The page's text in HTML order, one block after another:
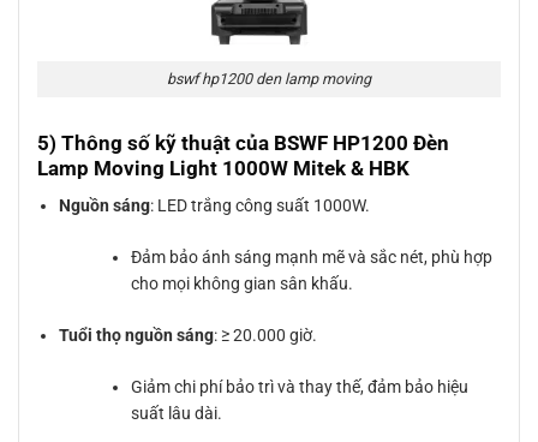
bswf hp1200 den lamp moving
5) Thông số kỹ thuật của BSWF HP1200 Đèn
Lamp Moving Light 1000W Mitek & HBK
Nguồn sáng: LED trắng công suất 1000W.
Đảm bảo ánh sáng mạnh mẽ và sắc nét, phù hợp
cho mọi không gian sân khấu.
Tuổi thọ nguồn sáng: ≥ 20.000 giờ.
Giảm chi phí bảo trì và thay thế, đảm bảo hiệu
suất lâu dài.